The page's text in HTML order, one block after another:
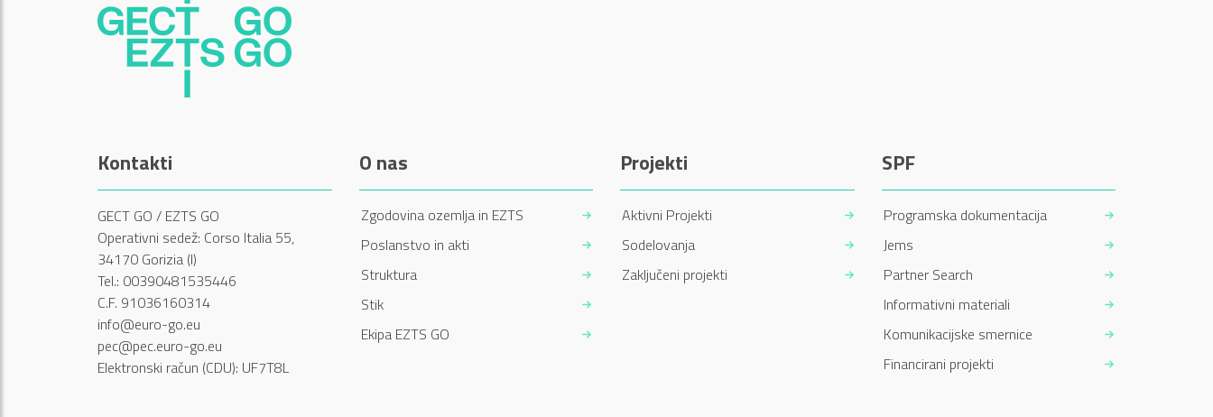
Kontakti
GECT GO / EZTS GO
Operativni sedež: Corso Italia 55,
34170 Gorizia (I)
Tel.: 00390481535446
C.F. 91036160314
info@euro-go.eu
pec@pec.euro-go.eu
Elektronski račun (CDU): UF7T8L
O nas
Zgodovina ozemlja in EZTS
Poslanstvo in akti
Struktura
Stik
Ekipa EZTS GO
Projekti
Aktivni Projekti
Sodelovanja
Zaključeni projekti
SPF
Programska dokumentacija
Jems
Partner Search
Informativni materiali
Komunikacijske smernice
Financirani projekti